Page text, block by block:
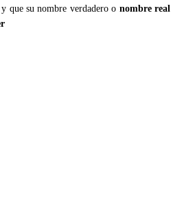
que su nombre verdadero o nombre real